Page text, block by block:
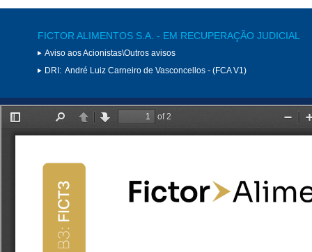
FICTOR ALIMENTOS S.A. - EM RECUPERAÇÃO JUDICIAL
Aviso aos Acionistas\Outros avisos
DRI: André Luiz Carneiro de Vasconcellos - (FCA V1)